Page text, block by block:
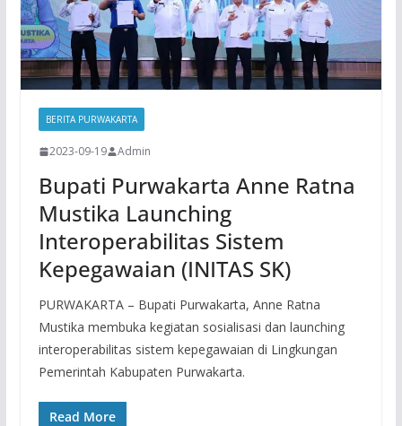
BERITA PURWAKARTA
2023-09-19 Admin
Bupati Purwakarta Anne Ratna
Mustika Launching
Interoperabilitas Sistem
Kepegawaian (INITAS SK)
PURWAKARTA – Bupati Purwakarta, Anne Ratna
Mustika membuka kegiatan sosialisasi dan launching
interoperabilitas sistem kepegawaian di Lingkungan
Pemerintah Kabupaten Purwakarta.
Read More